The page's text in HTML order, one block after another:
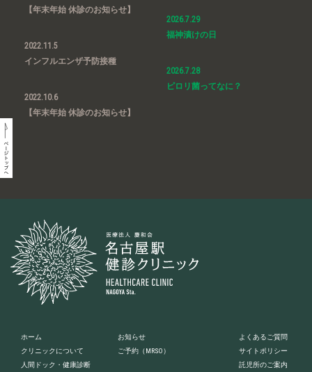
【年末年始 休診のお知らせ】
2022.11.5
インフルエンザ予防接種
2022.10.6
【年末年始 休診のお知らせ】
2026.7.29
福神漬けの日
2026.7.28
ピロリ菌ってなに？
ホーム
クリニックについて
人間ドック・健康診断
お知らせ
ご予約 （MRSO）
よくあるご質問
サイトポリシー
託児所のご案内